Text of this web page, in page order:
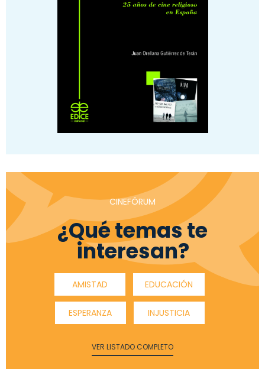
CINEFÓRUM
¿Qué temas te
interesan?
AMISTAD EDUCACIÓN
ESPERANZA INJUSTICIA
VER LISTADO COMPLETO